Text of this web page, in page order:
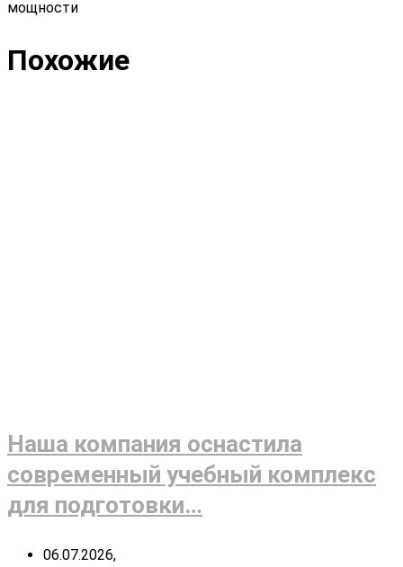
мощности
Похожие
Наша компания оснастила
современный учебный комплекс
для подготовки…
06.07.2026,